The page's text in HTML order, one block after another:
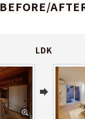
BEFORE/
LDK